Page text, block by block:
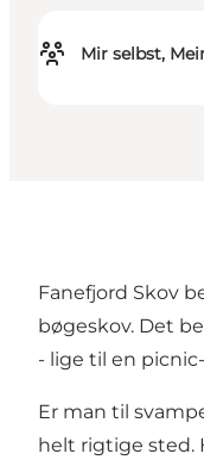
Mir selbst,
Fanefjord Skov
bøgeskov. Det
- lige til en
Er man til
helt rigtige sted.